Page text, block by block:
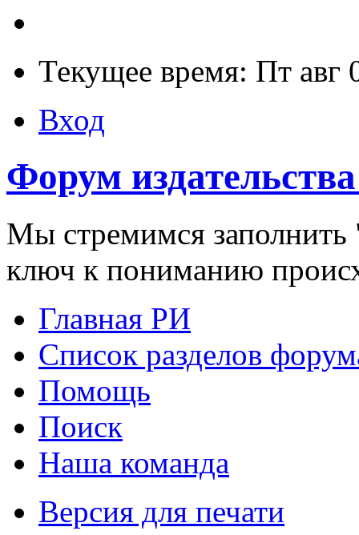
Текущее время: Пт авг
Вход
Форум
Мы стремимся заполнить
ключ к пониманию
Главная РИ
Список разделов
Помощь
Поиск
Наша команда
Версия для печати